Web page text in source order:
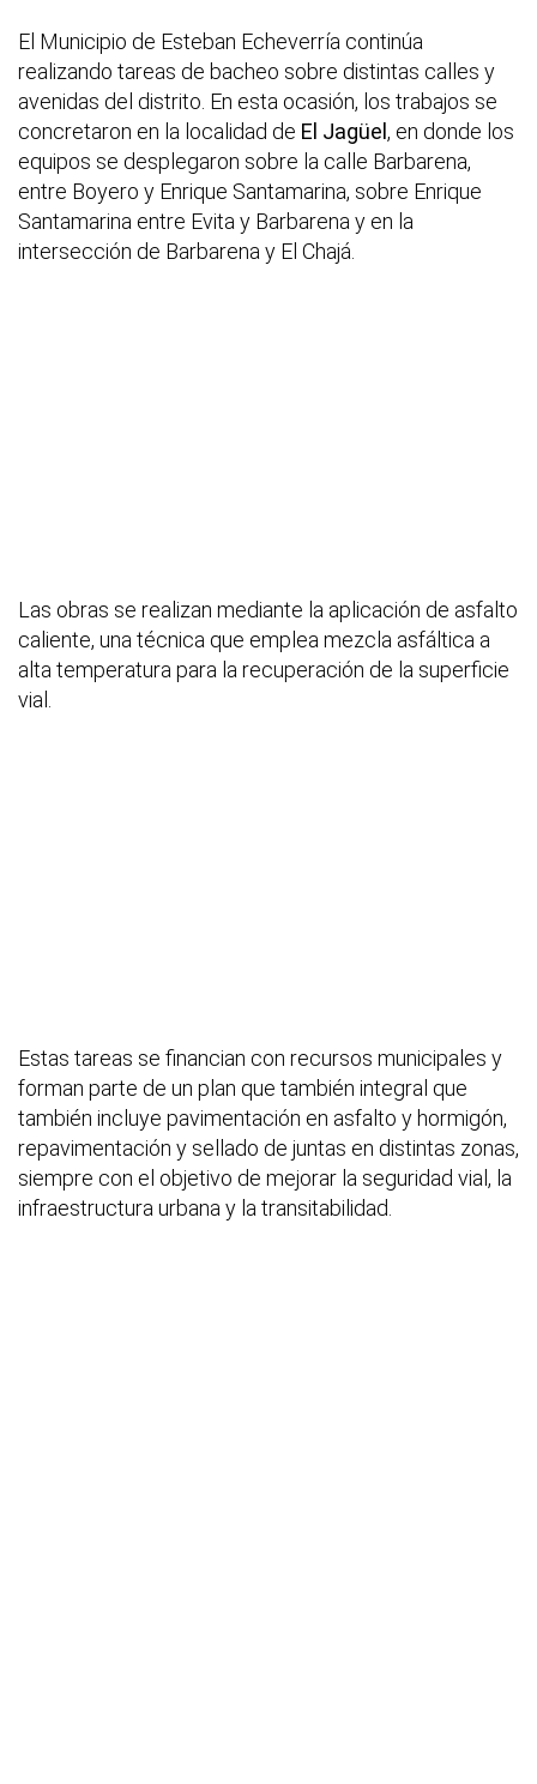
El Municipio de Esteban Echeverría continúa
realizando tareas de bacheo sobre distintas calles y
avenidas del distrito. En esta ocasión, los trabajos se
concretaron en la localidad de El Jagüel , en donde los
equipos se desplegaron sobre la calle Barbarena,
entre Boyero y Enrique Santamarina, sobre Enrique
Santamarina entre Evita y Barbarena y en la
intersección de Barbarena y El Chajá.
Las obras se realizan mediante la aplicación de asfalto
caliente, una técnica que emplea mezcla asfáltica a
alta temperatura para la recuperación de la superficie
vial.
Estas tareas se financian con recursos municipales y
forman parte de un plan que también integral que
también incluye pavimentación en asfalto y hormigón,
repavimentación y sellado de juntas en distintas zonas,
siempre con el objetivo de mejorar la seguridad vial, la
infraestructura urbana y la transitabilidad.